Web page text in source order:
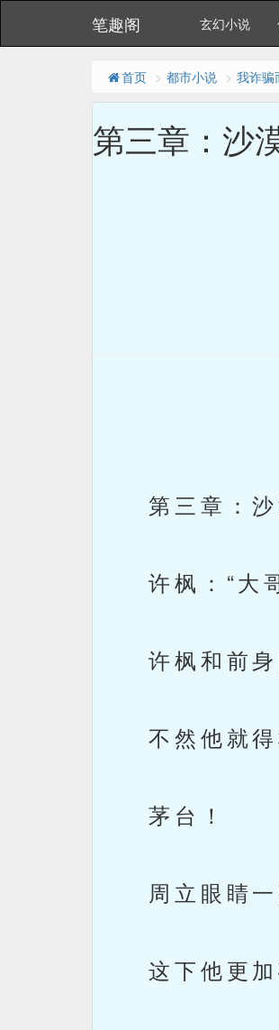
笔趣阁 玄幻小说
首页 都市小说 我诈骗
第三章：沙
第三章：
许枫：“大
许枫和前身
不然他就得
茅台！
周立眼睛一
这下他更加